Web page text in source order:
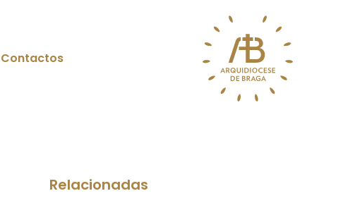
Contactos
Relacionadas